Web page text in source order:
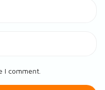
I comment.